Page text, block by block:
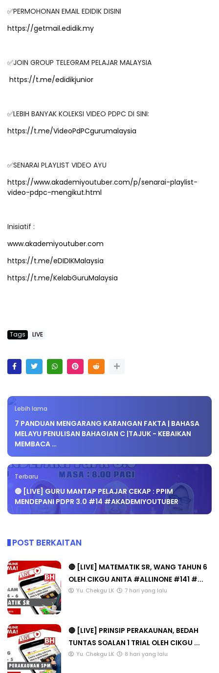
✅PERMOHONAN EMAIL EDIDIK DISINI
https://getmail.edidik.my
✅JOIN GROUP TELEGRAM PELAJAR MALAYSIA
https://t.me/edidikjunior
✅LEBIH BANYAK KOLEKSI VIDEO PDPC DI SINI:
https://t.me/VideoPdPCgurumalaysia
✅SENARAI PLAYLIST VIDEO AYU
https://www.akademiyoutuber.com/p/senarai-playlist-
video-pdpc-mengikut.html
Inisiatif :
www.akademiyoutuber.com
https://t.me/eDIDIKMalaysia
https://t.me/KelabGuruMalaysia
Tags LIVE
Lebih lama
7 PANDUAN MENGARANG KARANGAN FAKTA | BAHASA
MELAYU PENULISAN BAHAGIAN C |TAJUK - KEBAIKAN
MEMBACA …
Terbaru
🔴 [LIVE] GURU MANTAP PELAJAR CEKAP : PPIM
MENDEPANI PDPR 3.0 #14 #AKADEMIYOUTUBER
POST BERKAITAN
🔴 [LIVE] MATEMATIK SR, WANG TAHUN 6
OLEH CIKGU ANITA #ALLINONE #141 #...
Yu. Chekgu LK 7 hari yang lalu
🔴 [LIVE] PRINSIP PERAKAUNAN, BEDAH
TUNTAS SOALAN 1 TRIAL OLEH CIKGU ...
Yu. Chekgu LK 8 hari yang lalu